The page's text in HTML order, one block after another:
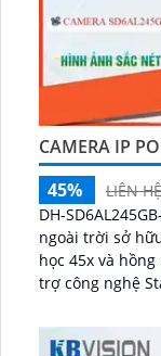
CAMERA IP
45%
LIÊN HỆ
DH-
ngoài trời sở
học 45x và
trợ công nghệ